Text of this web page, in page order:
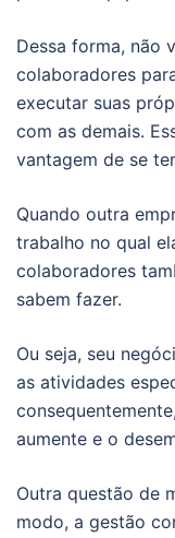
Dessa forma, não
colaboradores
executar suas
com as demais.
vantagem de se
Quando outra
trabalho no qual
colaboradores
sabem fazer.
Ou seja, seu
as atividades
aumente e o
Outra questão de
modo, a gestão